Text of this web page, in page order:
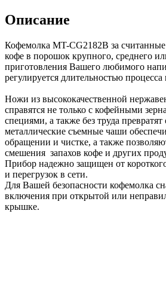
Описание
Кофемолка MT-CG2182B за
кофе в порошок крупного, среднего
приготовления Вашего любимого
регулируется длительностью процесса
Ножи из высококачественной
справятся не только с кофейными
специями, а также без труда превратят
металлические съемные чаши
обращении и чистке, а также
смешения запахов кофе и других
Прибор надежно защищен от
и перегрузок в сети.
Для Вашей безопасности кофемолка
включения при открытой или
крышке.